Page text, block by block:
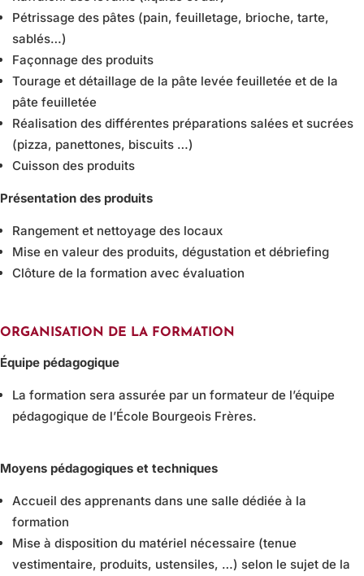
Pétrissage des pâtes (pain, feuilletage, brioche, tarte,
sablés…)
Façonnage des produits
Tourage et détaillage de la pâte levée feuilletée et de la
pâte feuilletée
Réalisation des différentes préparations salées et sucrées
(pizza, panettones, biscuits …)
Cuisson des produits
Présentation des produits
Rangement et nettoyage des locaux
Mise en valeur des produits, dégustation et débriefing
Clôture de la formation avec évaluation
ORGANISATION DE LA FORMATION
Équipe pédagogique
La formation sera assurée par un formateur de l’équipe
pédagogique de l’École Bourgeois Frères.
Moyens pédagogiques et techniques
Accueil des apprenants dans une salle dédiée à la
formation
Mise à disposition du matériel nécessaire (tenue
vestimentaire, produits, ustensiles, …) selon le sujet de la